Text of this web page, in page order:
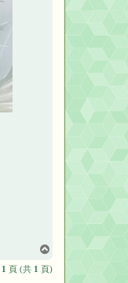
1 頁 (共 1 頁)